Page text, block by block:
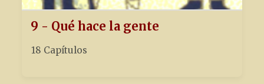
9 - Qué hace la gente
18 Capítulos